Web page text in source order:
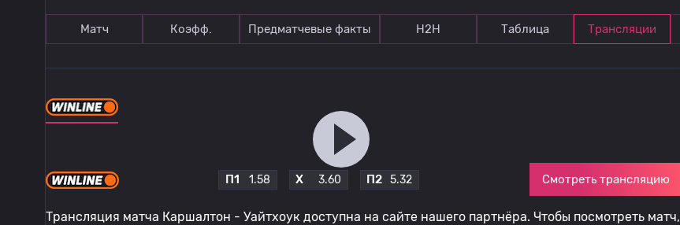
Матч Коэфф. Предматчевые факты Н2Н Таблица Трансляции
П1 1.58 X 3.60 П2 5.32 Смотреть трансляцию
Трансляция матча Каршалтон - Уайтхоук доступна на сайте нашего партнёра. Чтобы посмотреть матч,